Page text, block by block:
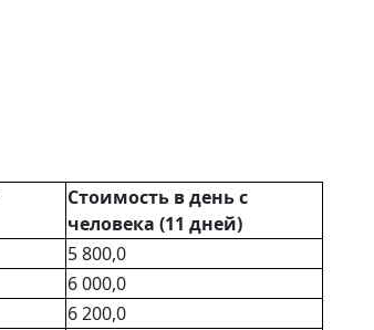
Стоимость в день с
человека (11 дней)
5 800,0
6 000,0
6 200,0